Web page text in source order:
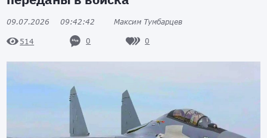
09.07.2026 09:42:42 Максим Тумбарцев
514 0 0